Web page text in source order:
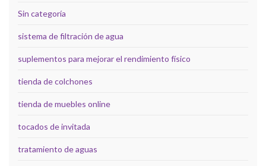
Sin categoría
sistema de filtración de agua
suplementos para mejorar el rendimiento físico
tienda de colchones
tienda de muebles online
tocados de invitada
tratamiento de aguas